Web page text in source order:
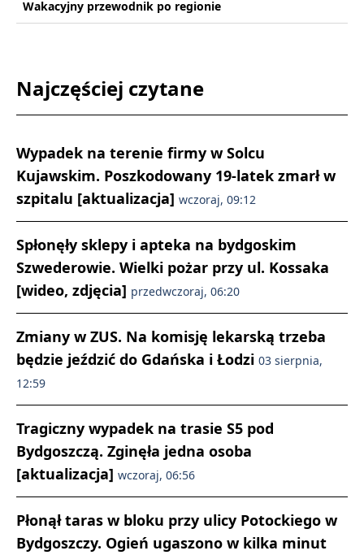
Wakacyjny przewodnik po regionie
Najczęściej czytane
Wypadek na terenie firmy w Solcu
Kujawskim. Poszkodowany 19-latek zmarł w
szpitalu [aktualizacja] wczoraj, 09:12
Spłonęły sklepy i apteka na bydgoskim
Szwederowie. Wielki pożar przy ul. Kossaka
[wideo, zdjęcia] przedwczoraj, 06:20
Zmiany w ZUS. Na komisję lekarską trzeba
będzie jeździć do Gdańska i Łodzi 03 sierpnia,
12:59
Tragiczny wypadek na trasie S5 pod
Bydgoszczą. Zginęła jedna osoba
[aktualizacja] wczoraj, 06:56
Płonął taras w bloku przy ulicy Potockiego w
Bydgoszczy. Ogień ugaszono w kilka minut